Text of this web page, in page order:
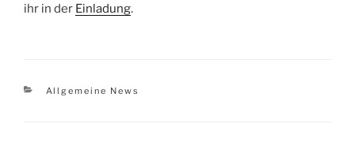
ihr in der Einladung.
Kategorien
Allgemeine News